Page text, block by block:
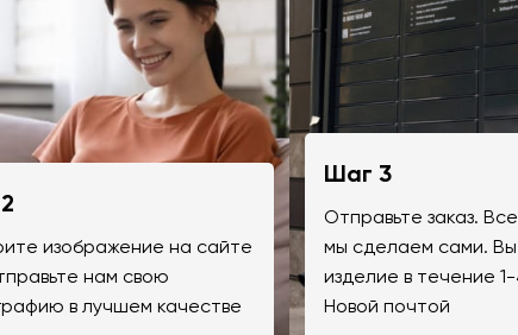
изображение на сайте
нам свою
в лучшем качестве
Шаг 3
Отправьте заказ.
мы сделаем сами.
изделие в течение
Новой почтой